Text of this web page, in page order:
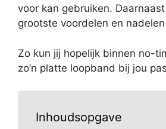
voor kan gebruiken.
grootste voordelen en
Zo kun jij hopelijk binnen no-
zo’n platte loopband bij jou
Inhoudsopgave